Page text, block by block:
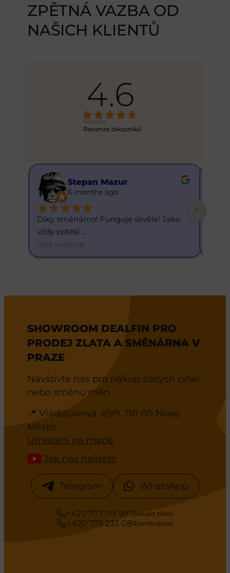
ZPĚTNÁ VAZBA OD
NAŠICH KLIENTŮ
4.6
Google
Recenze zákazníků
Stepan Mazur
6 months ago
Díky, směnárno! Funguje skvěle! Jako
vždy potěší ...
celá recenze
SHOWROOM DEALFIN PRO
PRODEJ ZLATA A SMĚNÁRNA V
PRAZE
Navštivte nás pro nákup zlatých cihel
nebo směnu měn
📍 Vladislavova 49/9, 110 00 Nové
Město
Umístění na mapě
Jak nás najdete
Telegram WhatsApp
+420 777 119 997(koupit zlato)
+420 775 233 084(směnárna)